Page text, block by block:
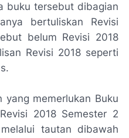
buku tersebut dibagian
bertuliskan Revisi
belum Revisi 2018
Revisi 2018 seperti
yang memerlukan Buku
2018 Semester 2
tautan dibawah